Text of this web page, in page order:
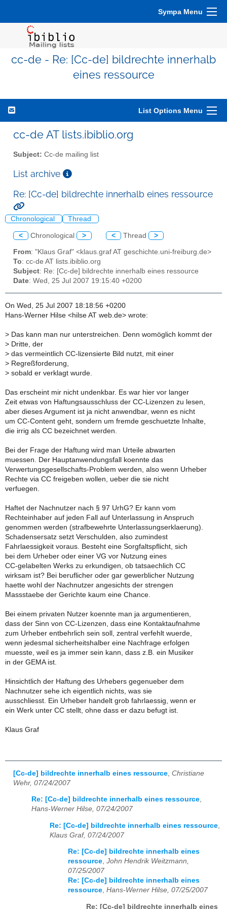
Sympa Menu
cc-de - Re: [Cc-de] bildrechte innerhalb
eines ressource
List Options Menu
cc-de AT lists.ibiblio.org
Subject: Cc-de mailing list
List archive
Re: [Cc-de] bildrechte innerhalb eines ressource
Chronological Thread
< Chronological > < Thread >
From: "Klaus Graf" <klaus.graf AT geschichte.uni-freiburg.de>
To: cc-de AT lists.ibiblio.org
Subject: Re: [Cc-de] bildrechte innerhalb eines ressource
Date: Wed, 25 Jul 2007 19:15:40 +0200
On Wed, 25 Jul 2007 18:18:56 +0200
Hans-Werner Hilse <hilse AT web.de> wrote:
> Das kann man nur unterstreichen. Denn womöglich kommt der
> Dritte, der
> das vermeintlich CC-lizensierte Bild nutzt, mit einer
> Regreßforderung,
> sobald er verklagt wurde.
Das erscheint mir nicht undenkbar. Es war hier vor langer
Zeit etwas von Haftungsausschluss der CC-Lizenzen zu lesen,
aber dieses Argument ist ja nicht anwendbar, wenn es nicht
um CC-Content geht, sondern um fremde geschuetzte Inhalte,
die irrig als CC bezeichnet werden.
Bei der Frage der Haftung wird man Urteile abwarten
muessen. Der Hauptanwendungsfall koennte das
Verwertungsgesellschafts-Problem werden, also wenn Urheber
Rechte via CC freigeben wollen, ueber die sie nicht
verfuegen.
Haftet der Nachnutzer nach § 97 UrhG? Er kann vom
Rechteinhaber auf jeden Fall auf Unterlassung in Anspruch
genommen werden (strafbewehrte Unterlassungserklaerung).
Schadensersatz setzt Verschulden, also zumindest
Fahrlaessigkeit voraus. Besteht eine Sorgfaltspflicht, sich
bei dem Urheber oder einer VG vor Nutzung eines
CC-gelabelten Werks zu erkundigen, ob tatsaechlich CC
wirksam ist? Bei beruflicher oder gar gewerblicher Nutzung
haette wohl der Nachnutzer angesichts der strengen
Massstaebe der Gerichte kaum eine Chance.
Bei einem privaten Nutzer koennte man ja argumentieren,
dass der Sinn von CC-Lizenzen, dass eine Kontaktaufnahme
zum Urheber entbehrlich sein soll, zentral verfehlt wuerde,
wenn jedesmal sicherheitshalber eine Nachfrage erfolgen
muesste, weil es ja immer sein kann, dass z.B. ein Musiker
in der GEMA ist.
Hinsichtlich der Haftung des Urhebers gegenueber dem
Nachnutzer sehe ich eigentlich nichts, was sie
ausschliesst. Ein Urheber handelt grob fahrlaessig, wenn er
ein Werk unter CC stellt, ohne dass er dazu befugt ist.
Klaus Graf
[Cc-de] bildrechte innerhalb eines ressource Christiane
Wehr, 07/24/2007
Re: [Cc-de] bildrechte innerhalb eines ressource,
Hans-Werner Hilse, 07/24/2007
Re: [Cc-de] bildrechte innerhalb eines ressource
Klaus Graf, 07/24/2007
Re: [Cc-de] bildrechte innerhalb eines
ressource, John Hendrik Weitzmann,
07/25/2007
Re: [Cc-de] bildrechte innerhalb eines
ressource, Hans-Werner Hilse, 07/25/2007
Re: [Cc-de] bildrechte innerhalb eines